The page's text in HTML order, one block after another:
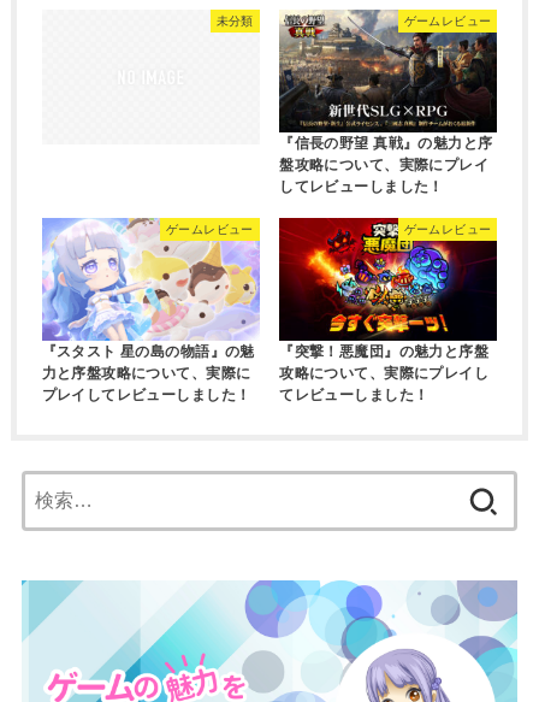
未分類 ゲームレビュー
『信長の野望 真戦』の魅力と序
盤攻略について、実際にプレイ
してレビューしました！
ゲームレビュー
『スタスト 星の島の物語』の魅
力と序盤攻略について、実際に
プレイしてレビューしました！
ゲームレビュー
『突撃！悪魔団』の魅力と序盤
攻略について、実際にプレイし
てレビューしました！
索: